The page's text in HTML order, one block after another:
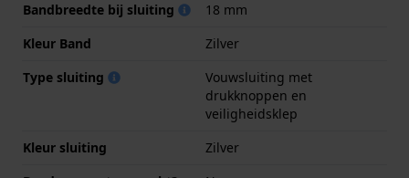
Bandbreedte bij sluiting
18 mm
Kleur Band
Zilver
Type sluiting
Vouwsluiting met
drukknoppen en
veiligheidsklep
Kleur sluiting
Zilver